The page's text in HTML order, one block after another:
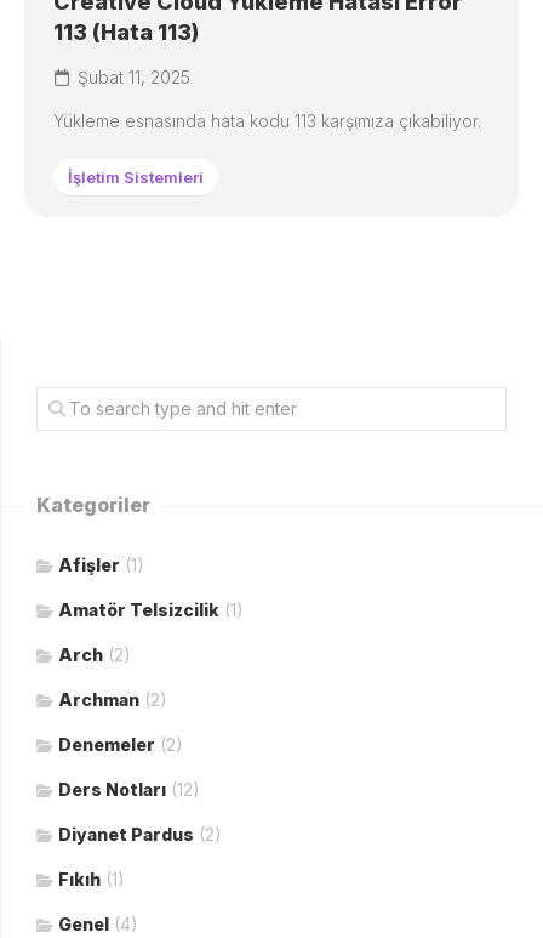
113 (Hata 113)
Şubat 11, 2025
Yükleme esnasında hata kodu 113 karşımıza çıkabiliyor.
İşletim Sistemleri
Kategoriler
Afişler (1)
Amatör Telsizcilik (1)
Arch (2)
Archman (2)
Denemeler (2)
Ders Notları (12)
Diyanet Pardus (2)
Fıkıh (1)
Genel (4)